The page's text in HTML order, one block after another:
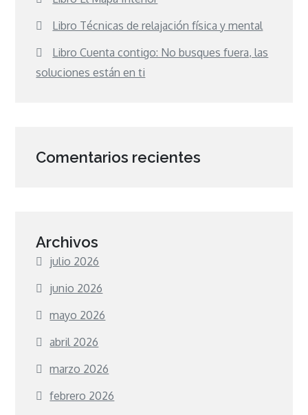
Libro Técnicas de relajación física y mental
Libro Cuenta contigo: No busques fuera, las
soluciones están en ti
Comentarios recientes
Archivos
julio 2026
junio 2026
mayo 2026
abril 2026
marzo 2026
febrero 2026